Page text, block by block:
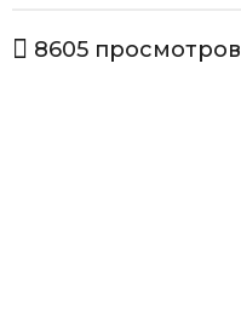
o
в
8605 просмотров